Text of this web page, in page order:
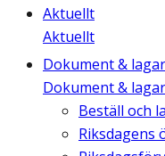
Aktuellt
Aktuellt
Dokument & lagar
Dokument & lagar
Beställ och
Riksdagens